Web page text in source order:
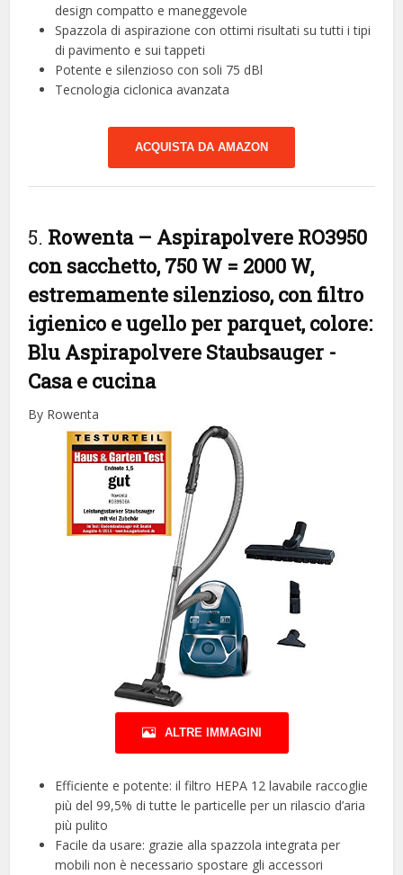
design compatto e maneggevole
Spazzola di aspirazione con ottimi risultati su tutti i tipi
di pavimento e sui tappeti
Potente e silenzioso con soli 75 dBl
Tecnologia ciclonica avanzata
ACQUISTA DA AMAZON
5. Rowenta – Aspirapolvere RO3950
con sacchetto, 750 W = 2000 W,
estremamente silenzioso, con filtro
igienico e ugello per parquet, colore:
Blu Aspirapolvere Staubsauger -
Casa e cucina
By Rowenta
ALTRE IMMAGINI
Efficiente e potente: il filtro HEPA 12 lavabile raccoglie
più del 99,5% di tutte le particelle per un rilascio d’aria
più pulito
Facile da usare: grazie alla spazzola integrata per
mobili non è necessario spostare gli accessori